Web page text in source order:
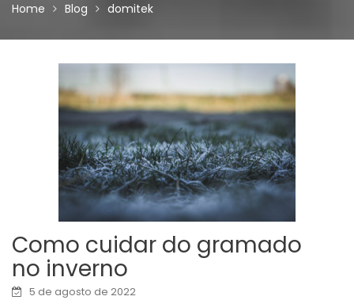
Home Blog domitek
Como cuidar do gramado
no inverno
5 de agosto de 2022